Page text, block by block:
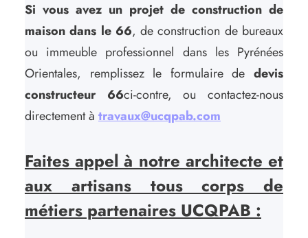
Si vous avez un projet de construction de
maison dans le 66, de construction de bureaux
ou immeuble professionnel dans les Pyrénées
Orientales, remplissez le formulaire de devis
constructeur 66ci-contre, ou contactez-nous
directement à travaux@ucqpab.com
Faites appel à notre architecte et
aux artisans tous corps de
métiers partenaires UCQPAB :